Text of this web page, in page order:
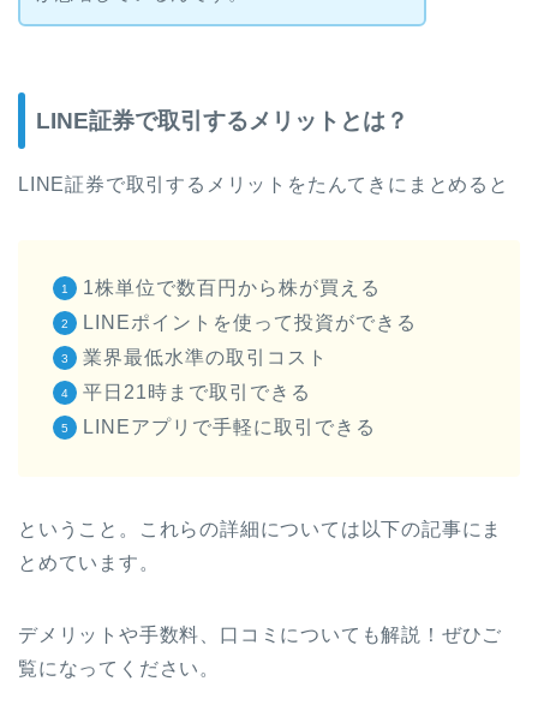
LINE証券で取引するメリットとは？
LINE証券で取引するメリットをたんてきにまとめると
1株単位で数百円から株が買える
LINEポイントを使って投資ができる
業界最低水準の取引コスト
平日21時まで取引できる
LINEアプリで手軽に取引できる
ということ。これらの詳細については以下の記事にま
とめています。
デメリットや手数料、口コミについても解説！ぜひご
覧になってください。